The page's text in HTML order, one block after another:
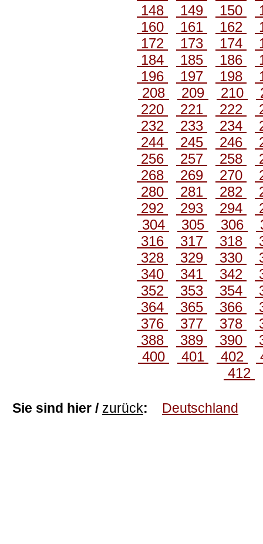
148
149 150
160
161 162
172
173 174
184
185 186
196
197 198
208
209 210
220
221 222
232
233 234
244
245 246
256
257 258
268
269 270
280
281 282
292
293 294
304
305 306
316
317 318
328
329 330
340
341 342
352
353 354
364
365 366
376
377 378
388
389 390
400
401 402
412
Sie sind hier / zurück: Deutschland